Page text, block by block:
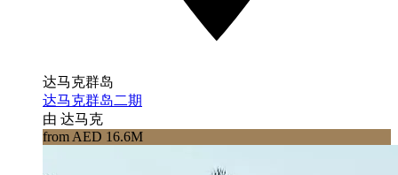
达马克群岛
达马克群岛二期
由 达马克
from AED 16.6M